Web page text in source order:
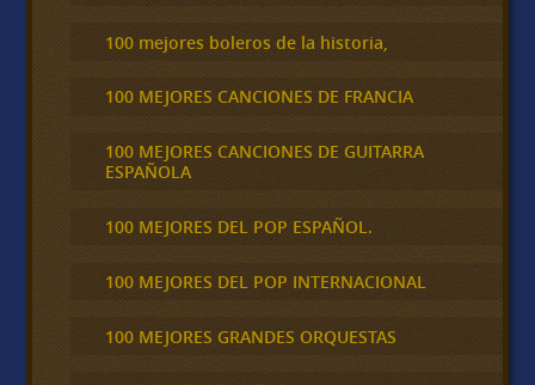
100 mejores boleros de la historia,
100 MEJORES CANCIONES DE FRANCIA
100 MEJORES CANCIONES DE GUITARRA
ESPAÑOLA
100 MEJORES DEL POP ESPAÑOL.
100 MEJORES DEL POP INTERNACIONAL
100 MEJORES GRANDES ORQUESTAS